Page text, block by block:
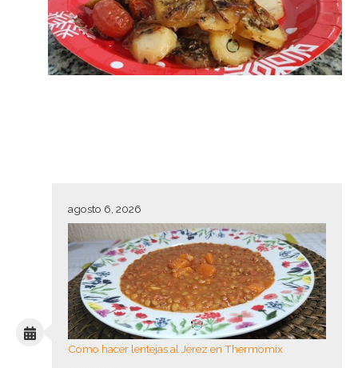
agosto 6, 2026
Como hacer lentejas al Jerez en Thermomix